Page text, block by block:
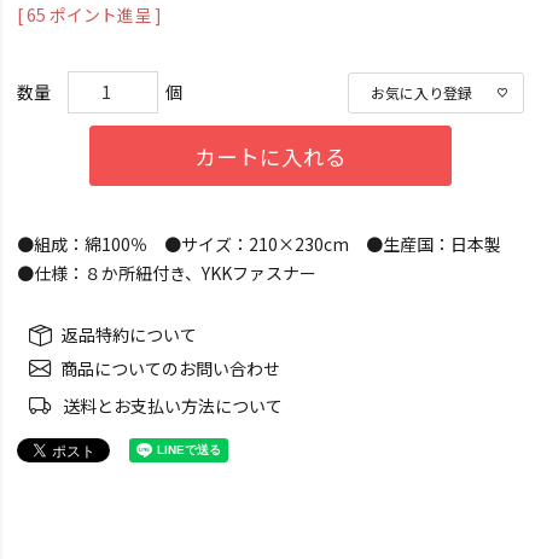
[65 ポイント進呈 ]
お気に入り登録
カートに入れる
●組成：綿100％ ●サイズ：210×230cm ●生産国：日本製
●仕様：８か所紐付き、YKKファスナー
返品特約について
商品についてのお問い合わせ
送料とお支払い方法について